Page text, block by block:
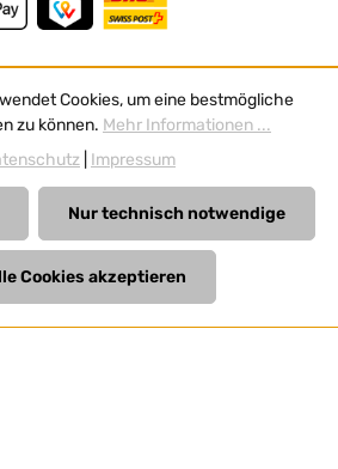
Vertrag widerrufen
wenn nicht anders
angegeben.
Cookies, um eine bestmögliche
zu können. Mehr Informationen ...
Impressum
Nur technisch notwendige
Cookies akzeptieren